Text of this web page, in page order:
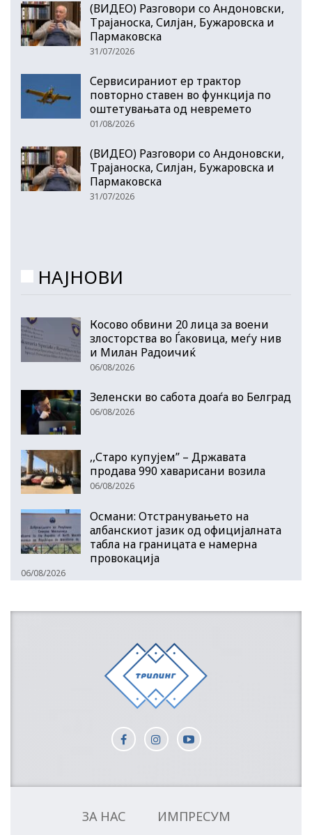
(ВИДЕО) Разговори со Андоновски,
Трајаноска, Силјан, Бужаровска и
Пармаковска
31/07/2026
Сервисираниот ер трактор
повторно ставен во функција по
оштетувањата од невремето
01/08/2026
(ВИДЕО) Разговори со Андоновски,
Трајаноска, Силјан, Бужаровска и
Пармаковска
31/07/2026
НАЈНОВИ
Косово обвини 20 лица за воени
злосторства во Ѓаковица, меѓу нив
и Милан Радоичиќ
06/08/2026
Зеленски во сабота доаѓа во Белград
06/08/2026
,,Старо купујем” – Државата
продава 990 хаварисани возила
06/08/2026
Османи: Отстранувањето на
албанскиот јазик од официјалната
табла на границата е намерна
провокација
06/08/2026
ЗА НАС
ИМПРЕСУМ